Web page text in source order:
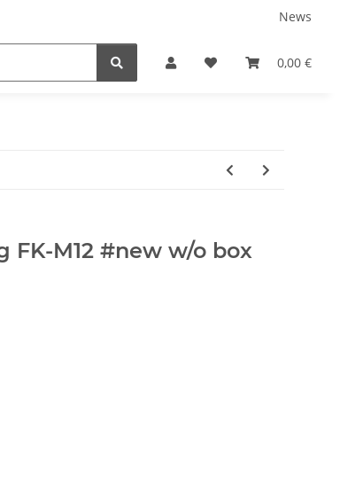
News
0,00 €
FK-M12 #new w/o box